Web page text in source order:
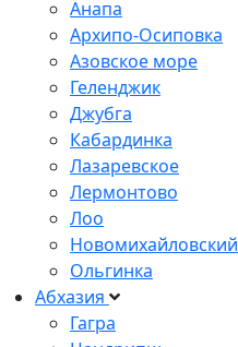
Анапа
Архипо-Осиповка
Азовское море
Геленджик
Джубга
Кабардинка
Лазаревское
Лермонтово
Лоо
Новомихайловский
Ольгинка
Абхазия
Гагра